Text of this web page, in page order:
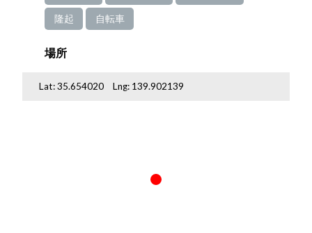
隆起 自転車
場所
Lat:35.654020 Lng: 139.902139